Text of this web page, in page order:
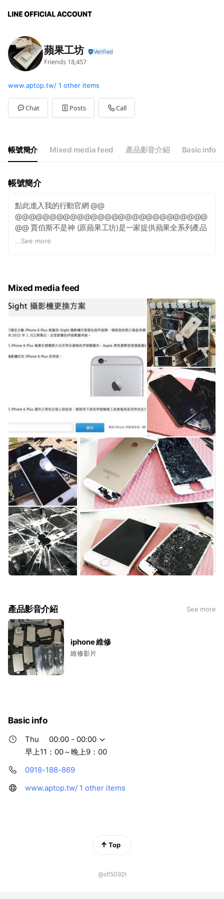
蘋果工坊
Friends 18,457
www.aptop.tw/ 1 other items
Chat Posts Call
帳號簡介 Mixed media feed 產品影音介紹 Basic info
帳號簡介
點此進入我的行動官網 @@
@@@@@@@@@@@@@@@@@@@@@@@@@@@@
@@ 賈伯斯不是神 (原蘋果工坊)是一家提供蘋果全系列產品
的實體工作室，在南部已成立多年，秉持著服務全台灣、提
評價：
蝦皮（滿五星好評)https://shopee.tw/lyh2yrt2
露天（破萬分）http://mybid.ruten.com.tw/credit/point?
雅虎（近萬分）
https://tw.bid.yahoo.com/rating/Y4182518044/listing
官網(從此下單更優惠)https://www.aptop.tw/
...See more
Mixed media feed
產品影音介紹 See more
iphone 維修
維修影片
Basic info
Thu
00:00 - 00:00
早上11：00～晚上9：00
0918-188-869
www.aptop.tw/ 1 other items
Top
@sfl5092t